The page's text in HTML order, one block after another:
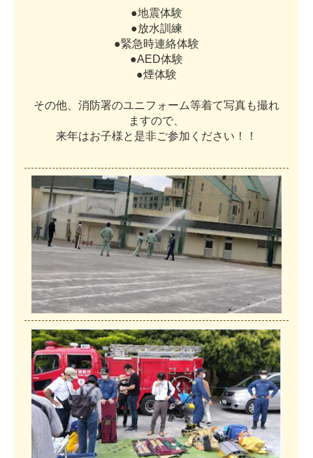
●地震体験
●放水訓 練
●緊急時連絡体験
●AED体験
●煙体験
その他 消防署のユニフ ォー ム等着て写真も撮れ
ま すので
来年はお子様と 是非ご参加 く ださ い ！ ！